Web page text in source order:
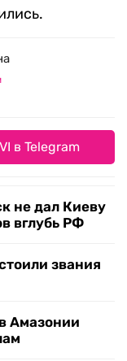
в Telegram
не дал Киеву
вглубь РФ
звания
Амазонии